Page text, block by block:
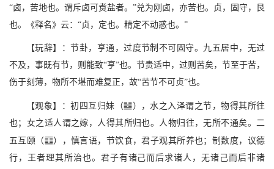
“卤，苦地也。谓斥卤可煑盐者。”兑为刚卤，亦苦也。贞，固守，艮
也。《释名》云：“贞，定也。精定不动惑也。”
【玩辞】：节卦，亨通，过度节制不可固守。九五居中，无过
不及，事既有节，则能致“亨”也。节贵适中，过则苦矣，节至于苦，
伤于刻薄，物所不堪而难复正，故“苦节不可贞”也。
【观象】：初四互归妹（I），水之入泽谓之节，物得其所往
也；女之适人谓之嫁，人得其所归也。人物归往，无所不通矣。二
五互颐（m），慎言语，节饮食，君子观其所养也；制数度，议德
行，王者理其所治也。君子有诸己而后求诸人，无诸己而后非诸